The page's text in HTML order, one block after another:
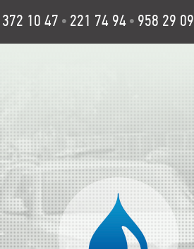
372 10 47 • 221 74 94 • 958 29 09